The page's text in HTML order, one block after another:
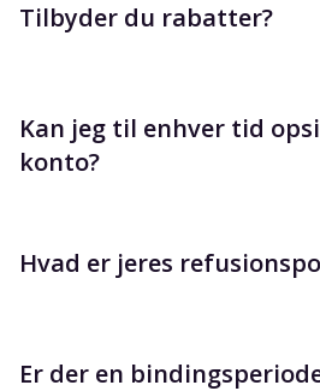
Tilbyder du rabatter?
Kan jeg til enhver tid
konto?
Hvad er jeres
Er der en